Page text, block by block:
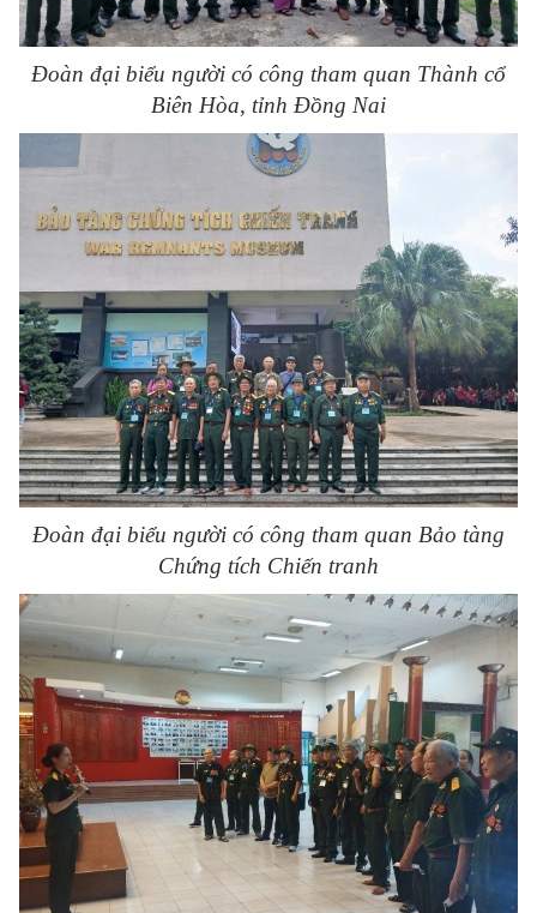
Đoàn đại biểu người có công tham quan Thành cổ
Biên Hòa, tỉnh Đồng Nai
Đoàn đại biểu người có công tham quan Bảo tàng
Chứng tích Chiến tranh